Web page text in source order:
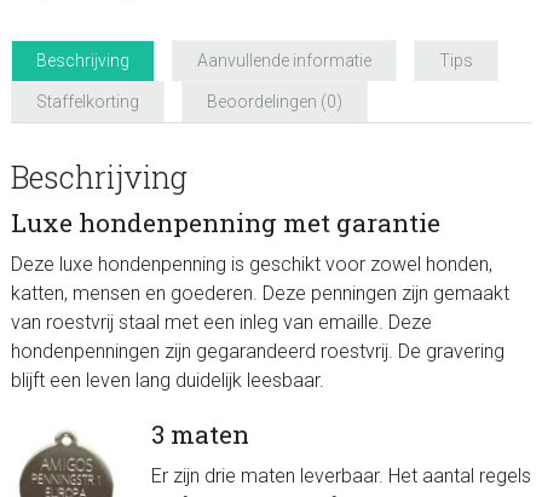
Beschrijving Aanvullende informatie Tips
Staffelkorting Beoordelingen (0)
Beschrijving
Luxe hondenpenning met garantie
Deze luxe hondenpenning is geschikt voor zowel honden,
katten, mensen en goederen. Deze penningen zijn gemaakt
van roestvrij staal met een inleg van emaille. Deze
hondenpenningen zijn gegarandeerd roestvrij. De gravering
blijft een leven lang duidelijk leesbaar.
3 maten
Er zijn drie maten leverbaar. Het aantal regels